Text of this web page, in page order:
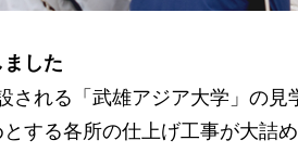
した
れる「武雄アジア大学」の見
する各所の仕上げ工事が大詰